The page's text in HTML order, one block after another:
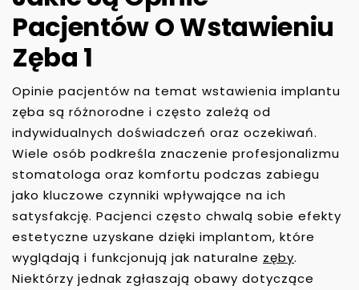
Pacjentów O Wstawieniu
Zęba 1
Opinie pacjentów na temat wstawienia implantu
zęba są różnorodne i często zależą od
indywidualnych doświadczeń oraz oczekiwań.
Wiele osób podkreśla znaczenie profesjonalizmu
stomatologa oraz komfortu podczas zabiegu
jako kluczowe czynniki wpływające na ich
satysfakcję. Pacjenci często chwalą sobie efekty
estetyczne uzyskane dzięki implantom, które
wyglądają i funkcjonują jak naturalne zęby.
Niektórzy jednak zgłaszają obawy dotyczące